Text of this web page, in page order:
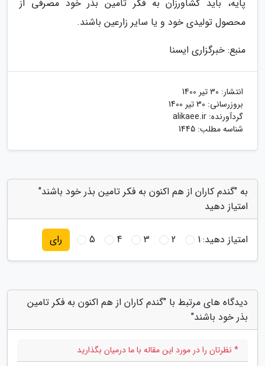
پایه، باید کشاورزان به فکر تامین بذر خود مصرفی از
محصول تولیدی خود و یا سایر زارعین باشند.
منبع: خبرگزاری ایسنا
انتشار: 30 تیر 1400
بروزرسانی: 30 تیر 1400
گردآورنده: alikaee.ir
شناسه مطلب: 1445
به "گندم کاران از هم اکنون به فکر تامین بذر خود باشند"
امتیاز دهید
امتیاز دهید:1
2
3
4
5 رای
دیدگاه های مرتبط با "گندم کاران از هم اکنون به فکر تامین
بذر خود باشند"
* نظرتان را در مورد این مقاله با ما درمیان بگذارید